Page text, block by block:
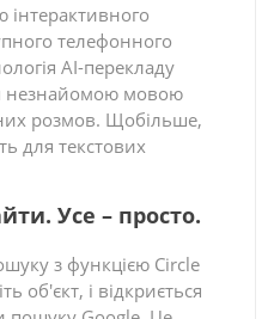
інтерактивного
телефонного
AI-перекладу
незнайомою мовою
розмов. Щобільше,
для текстових
Усе – просто.
з функцією Circle
об'єкт, і відкриється